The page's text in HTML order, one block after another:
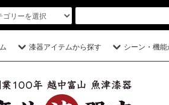
漆器アイテムから探す シーン・機